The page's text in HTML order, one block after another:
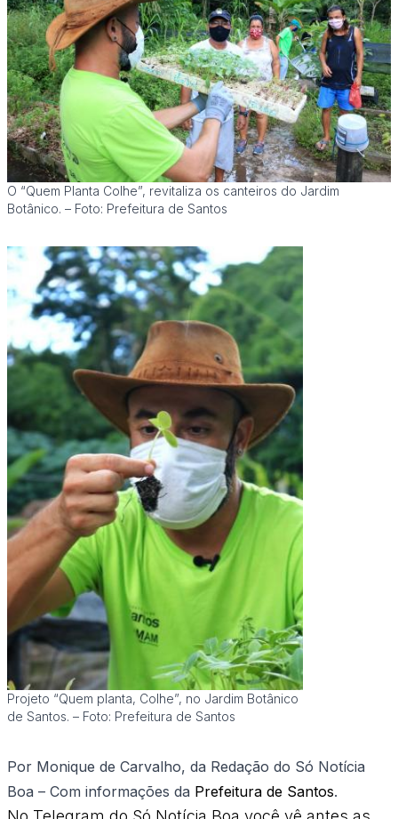
O “Quem Planta Colhe”, revitaliza os canteiros do Jardim
Botânico. – Foto: Prefeitura de Santos
Projeto “Quem planta, Colhe”, no Jardim Botânico
de Santos. – Foto: Prefeitura de Santos
Por Monique de Carvalho, da Redação do Só Notícia
Boa – Com informações da Prefeitura de Santos.